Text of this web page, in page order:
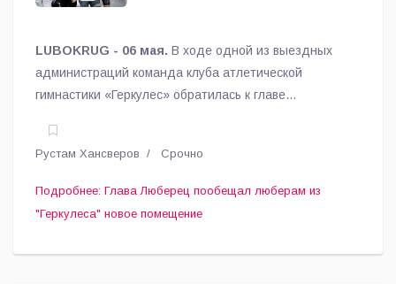
LUBOKRUG - 06 мая. В ходе одной из выездных
администраций команда клуба атлетической
гимнастики «Геркулес» обратилась к главе
просьбой предоставить клубу помещение большей
площади.
Рустам Хансверов Срочно
Подробнее: Глава Люберец пообещал люберам из
"Геркулеса" новое помещение